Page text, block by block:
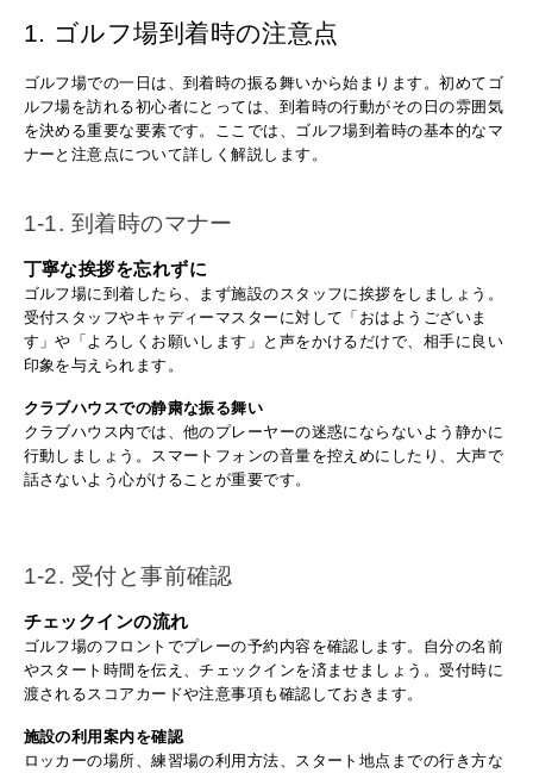
1. ゴルフ場到着時の注意点
ゴルフ場での一日は、到着時の振る舞いから始まります。初めてゴ
ルフ場を訪れる初心者にとっては、到着時の行動がその日の雰囲気
を決める重要な要素です。ここでは、ゴルフ場到着時の基本的なマ
ナーと注意点について詳しく解説します。
1-1. 到着時のマナー
丁寧な挨拶を忘れずに
ゴルフ場に到着したら、まず施設のスタッフに挨拶をしましょう。
受付スタッフやキャディーマスターに対して「おはようございま
す」や「よろしくお願いします」と声をかけるだけで、相手に良い
印象を与えられます。
クラブハウスでの静粛な振る舞い
クラブハウス内では、他のプレーヤーの迷惑にならないよう静かに
行動しましょう。スマートフォンの音量を控えめにしたり、大声で
話さないよう心がけることが重要です。
1-2. 受付と事前確認
チェックインの流れ
ゴルフ場のフロントでプレーの予約内容を確認します。自分の名前
やスタート時間を伝え、チェックインを済ませましょう。受付時に
渡されるスコアカードや注意事項も確認しておきます。
施設の利用案内を確認
ロッカーの場所、練習場の利用方法、スタート地点までの行き方な